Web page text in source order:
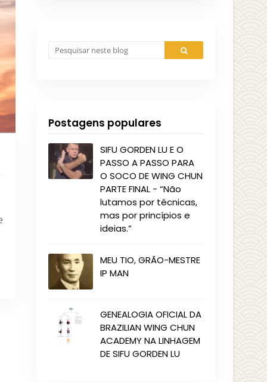
Postagens populares
SIFU GORDEN LU E O
PASSO A PASSO PARA
O SOCO DE WING CHUN
PARTE FINAL - “Não
lutamos por técnicas,
mas por princípios e
ideias.”
MEU TIO, GRÃO-MESTRE
IP MAN
GENEALOGIA OFICIAL DA
BRAZILIAN WING CHUN
ACADEMY NA LINHAGEM
DE SIFU GORDEN LU